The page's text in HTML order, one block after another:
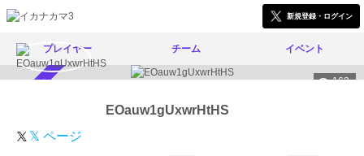
新規登録・ログイン
プレイヤー チーム イベント
162
EOauw1gUxwrHtHS
𝕏 ページ